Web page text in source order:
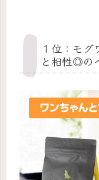
１位：モ
と相性◎の